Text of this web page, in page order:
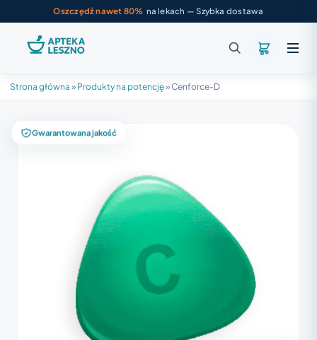
Oszczędź nawet 80% na lekach — Szybka dostawa
Strona główna » Produkty na potencję»Cenforce-D
Gwarantowana jakość